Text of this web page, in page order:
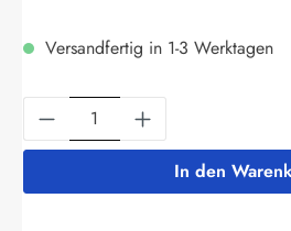
Versandfertig in 1-3 Werktagen
Produkt Anzahl: Gib
In den